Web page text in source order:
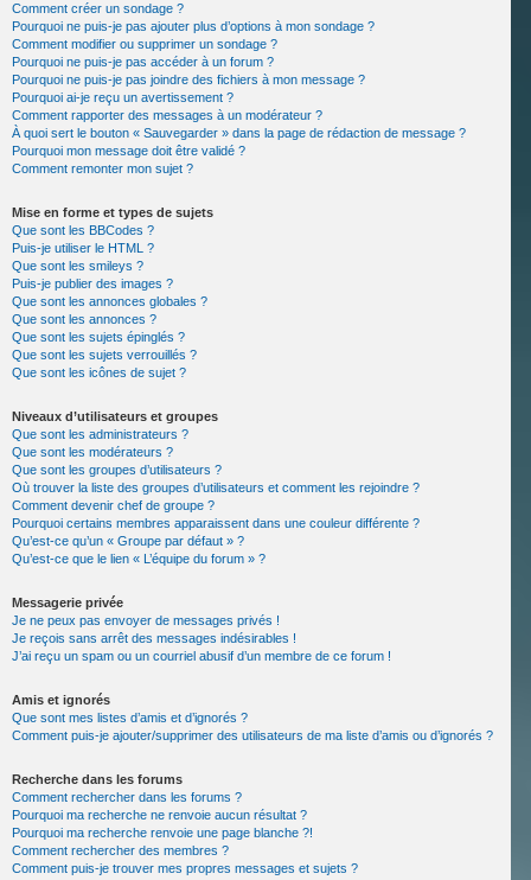
Comment créer un sondage ?
Pourquoi ne puis-je pas ajouter plus d’options à mon sondage ?
Comment modifier ou supprimer un sondage ?
Pourquoi ne puis-je pas accéder à un forum ?
Pourquoi ne puis-je pas joindre des fichiers à mon message ?
Pourquoi ai-je reçu un avertissement ?
Comment rapporter des messages à un modérateur ?
À quoi sert le bouton « Sauvegarder » dans la page de rédaction de message ?
Pourquoi mon message doit être validé ?
Comment remonter mon sujet ?
Mise en forme et types de sujets
Que sont les BBCodes ?
Puis-je utiliser le HTML ?
Que sont les smileys ?
Puis-je publier des images ?
Que sont les annonces globales ?
Que sont les annonces ?
Que sont les sujets épinglés ?
Que sont les sujets verrouillés ?
Que sont les icônes de sujet ?
Niveaux d’utilisateurs et groupes
Que sont les administrateurs ?
Que sont les modérateurs ?
Que sont les groupes d’utilisateurs ?
Où trouver la liste des groupes d’utilisateurs et comment les rejoindre ?
Comment devenir chef de groupe ?
Pourquoi certains membres apparaissent dans une couleur différente ?
Qu’est-ce qu’un « Groupe par défaut » ?
Qu’est-ce que le lien « L’équipe du forum » ?
Messagerie privée
Je ne peux pas envoyer de messages privés !
Je reçois sans arrêt des messages indésirables !
J’ai reçu un spam ou un courriel abusif d’un membre de ce forum !
Amis et ignorés
Que sont mes listes d’amis et d’ignorés ?
Comment puis-je ajouter/supprimer des utilisateurs de ma liste d’amis ou d’ignorés ?
Recherche dans les forums
Comment rechercher dans les forums ?
Pourquoi ma recherche ne renvoie aucun résultat ?
Pourquoi ma recherche renvoie une page blanche ?!
Comment rechercher des membres ?
Comment puis-je trouver mes propres messages et sujets ?